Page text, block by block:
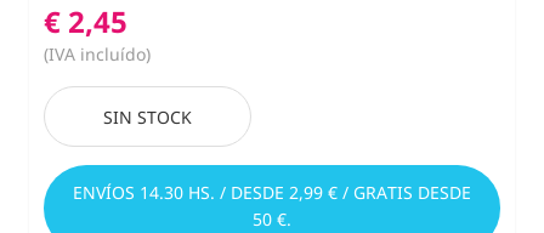
€ 2,45
(IVA incluído)
SIN STOCK
ENVÍOS 14.30 HS. / DESDE 2,99 € / GRATIS DESDE
50 €.